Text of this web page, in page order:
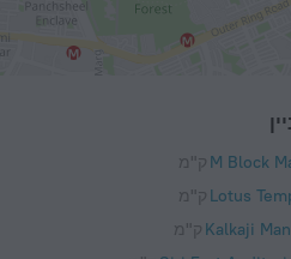
M Block
Lotus
Kalkaji